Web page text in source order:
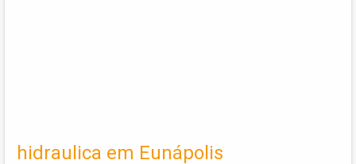
hidraulica em Eunápolis